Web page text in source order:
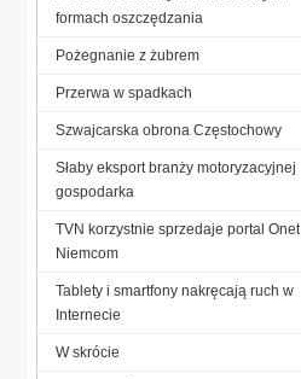
formach oszczędzania
Pożegnanie z żubrem
Przerwa w spadkach
Szwajcarska obrona Częstochowy
Słaby eksport branży motoryzacyjnej
gospodarka
TVN korzystnie sprzedaje portal Onet
Niemcom
Tablety i smartfony nakręcają ruch w
Internecie
W skrócie